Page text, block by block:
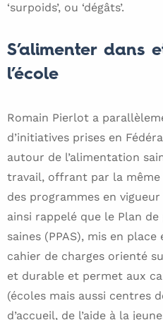
‘surpoids’, ou ‘dégâts’.
S’alimenter dans
l’école
Romain Pierlot a
d’initiatives prises en
autour de l’alimentation
travail, offrant par la même
des programmes en
ainsi rappelé que le Plan
saines (PPAS), mis en
cahier de charges orienté
et durable et permet aux
(écoles mais aussi centres
d’accueil, de l’aide à la